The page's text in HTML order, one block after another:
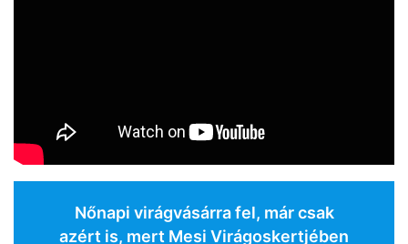
Nőnapi virágvásárra fel, már csak
azért is, mert Mesi Virágoskertjében